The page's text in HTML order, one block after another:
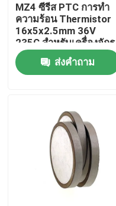
ทัวร์โรงงาน
การควบคุมคุณภาพ
MZ4 ซีรีส PTC การทํา
ความร้อน Thermistor
16x5x2.5mm 36V
235C สําหรับเครื่องจักร
ยานยนต์
ส่งคำถาม